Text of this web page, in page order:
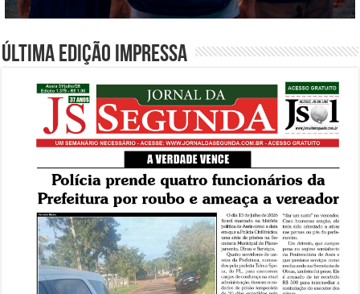
Última edição impressa